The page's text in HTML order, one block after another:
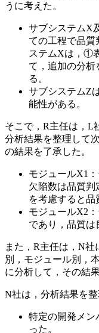
うに考えた。
サブシステムX
ての工程で品質
ステムXは， ①
て，追加の分析
る。
サブシステムZ
能性がある。
そこで，R主任は，L
分析結果を整理して
の結果を了承した。
モジュールX1
欠陥数は品質判
を考慮すると品
モジュールX2
であり，品質は
また，R主任は，N
別，モジュール別，
に分析して，その結
N社は，分析結果を
特定の開発メン
った。